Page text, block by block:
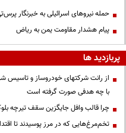
حمله نیروهای اسرائیلی به خبرنگار
پیام هشدار مقاومت یمن به ریاض
پربازدید ها
از رانت‌ شرکتهای خودروساز و تاسیس
با چه هدفی صورت گرفته است
چرا قالب وافل جایگزین سقف تیرچه
تخم‌مرغ‌هایی که در مرز پوسیدند تا